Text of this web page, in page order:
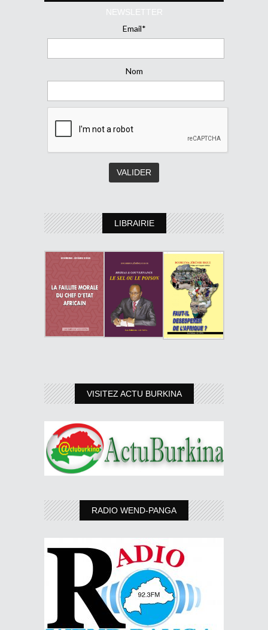
NEWSLETTER
Email*
Nom
LIBRAIRIE
VISITEZ ACTU BURKINA
RADIO WEND-PANGA